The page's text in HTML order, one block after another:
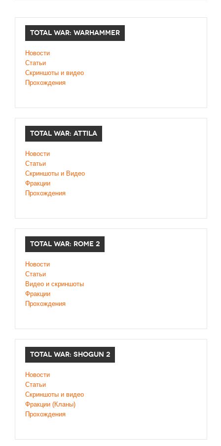
TOTAL WAR: WARHAMMER
Новости
Статьи
Скриншоты и видео
Прохождения
TOTAL WAR: ATTILA
Новости
Статьи
Скриншоты и Видео
Фракции
Прохождения
TOTAL WAR: ROME 2
Новости
Статьи
Видео и скриншоты
Фракции
Прохождения
TOTAL WAR: SHOGUN 2
Новости
Статьи
Cкриншоты и видео
Фракции (Кланы)
Прохождения